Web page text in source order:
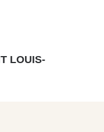
LOUIS-